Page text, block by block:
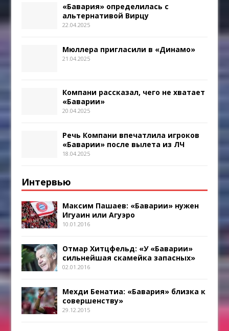
«Бавария» определилась с
альтернативой Вирцу
22.04.2025
Мюллера пригласили в «Динамо»
21.04.2025
Компани рассказал, чего не хватает
«Баварии»
20.04.2025
Речь Компани впечатлила игроков
«Баварии» после вылета из ЛЧ
18.04.2025
Интервью
Максим Пашаев: «Баварии» нужен
Игуаин или Агуэро
10.01.2016
Отмар Хитцфельд: «У «Баварии»
сильнейшая скамейка запасных»
02.01.2016
Мехди Бенатиа: «Бавария» близка к
совершенству»
29.12.2015